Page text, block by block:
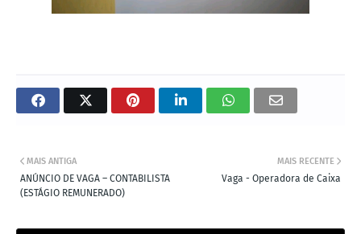
MAIS RECENTE
Vaga - Operadora de Caixa
MAIS ANTIGA
ANÚNCIO DE VAGA – CONTABILISTA
(ESTÁGIO REMUNERADO)